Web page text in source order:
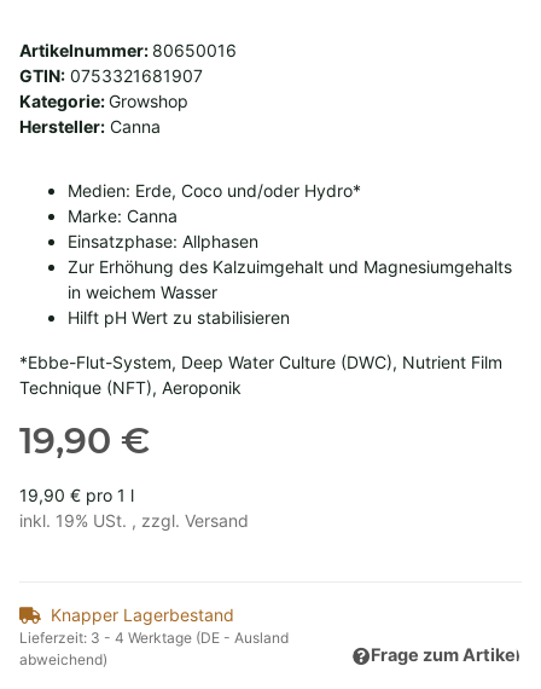
Artikelnummer: 80650016
GTIN: 0753321681907
Kategorie:Growshop
Hersteller: Canna
Medien: Erde, Coco und/oder Hydro*
Marke: Canna
Einsatzphase: Allphasen
Zur Erhöhung des Kalzuimgehalt und Magnesiumgehalts
in weichem Wasser
Hilft pH Wert zu stabilisieren
*Ebbe-Flut-System, Deep Water Culture (DWC), Nutrient Film
Technique (NFT), Aeroponik
19,90 €
19,90 € pro 1 l
inkl. 19% USt. , zzgl. Versand
Knapper Lagerbestand
Lieferzeit: 3 - 4 Werktage (DE - Ausland
abweichend)
Frage zum Artikel